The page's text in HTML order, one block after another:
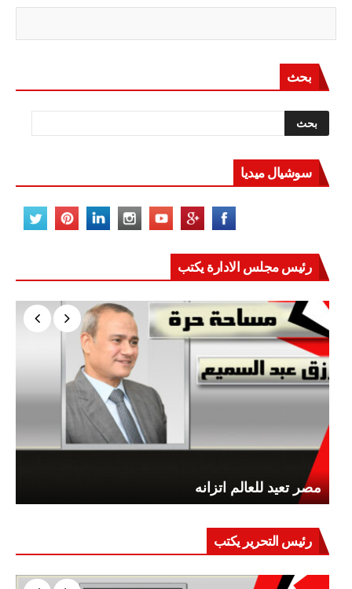
بحث
سوشيال ميديا
رئيس مجلس الادارة يكتب
مصر تعيد للعالم اتزانه
رئيس التحرير يكتب